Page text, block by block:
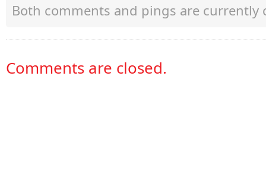
Both comments and pings are currently
Comments are closed.